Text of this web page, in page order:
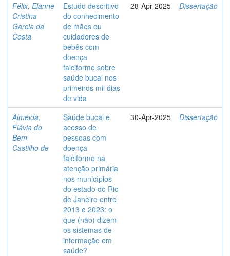
Félix, Elanne
Cristina
Garcia da
Costa
Estudo descritivo
do conhecimento
de mães ou
cuidadores de
bebês com
doença
falciforme sobre
saúde bucal nos
primeiros mil dias
de vida
28-Apr-2025 Dissertação
Almeida,
Flávia do
Bem
Castilho de
Saúde bucal e
acesso de
pessoas com
doença
falciforme na
atenção primária
nos municípios
do estado do Rio
de Janeiro entre
2013 e 2023: o
que (não) dizem
os sistemas de
informação em
saúde?
30-Apr-2025 Dissertação